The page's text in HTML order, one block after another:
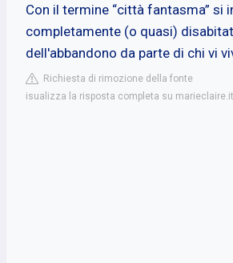
Con il termine “città fantasma” si
completamente (o quasi)
dell'abbandono da parte di chi vi
Richiesta di rimozione della fonte
isualizza la risposta completa su marieclaire.it